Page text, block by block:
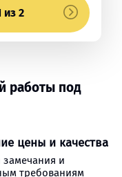
из 2
работы под
цены и качества
замечания и
требованиям